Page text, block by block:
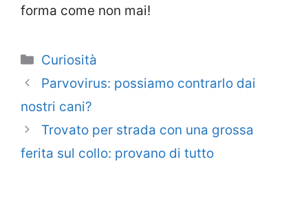
forma come non mai!
Categorie
Curiosità
Parvovirus: possiamo contrarlo dai
nostri cani?
Trovato per strada con una grossa
ferita sul collo: provano di tutto